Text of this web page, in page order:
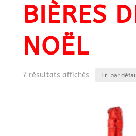
BIÈRES
NOËL
7 résultats affichés